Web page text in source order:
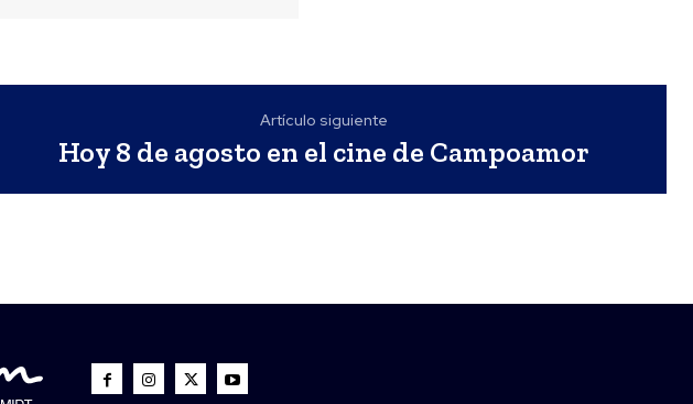
Artículo siguiente
Hoy 8 de agosto en el cine de Campoamor